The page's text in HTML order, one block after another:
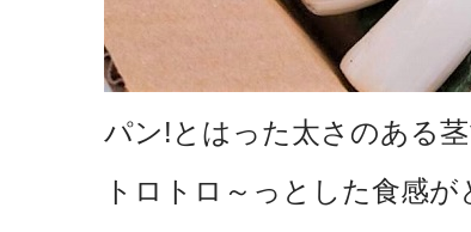
パン!とはった太さのある
トロトロ～っとした食感